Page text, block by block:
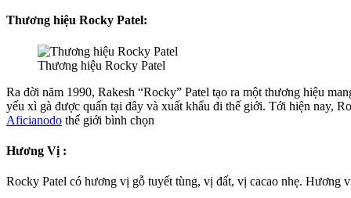
Thương hiệu Rocky Patel:
Thương hiệu Rocky Patel
Ra đời năm 1990, Rakesh “Rocky” Patel tạo ra một thương hiệu
yếu xì gà được quấn tại đây và xuất khẩu đi thế giới. Tới hiện nay,
Aficianodo thế giới bình chọn
Hương Vị :
Rocky Patel có hương vị gỗ tuyết tùng, vị đất, vị cacao nhẹ. Hương